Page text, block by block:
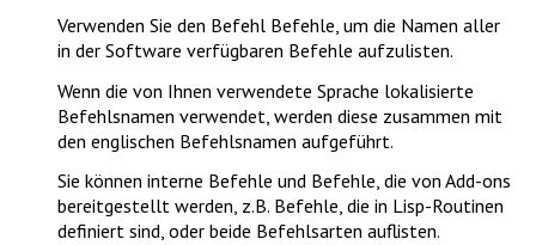
Verwenden Sie den Befehl Befehle , um die Namen aller
in der Software verfügbaren Befehle aufzulisten.
Wenn die von Ihnen verwendete Sprache lokalisierte
Befehlsnamen verwendet, werden diese zusammen mit
den englischen Befehlsnamen aufgeführt.
Sie können interne Befehle und Befehle, die von Add-ons
bereitgestellt werden, z.B. Befehle, die in Lisp-Routinen
definiert sind, oder beide Befehlsarten auflisten.